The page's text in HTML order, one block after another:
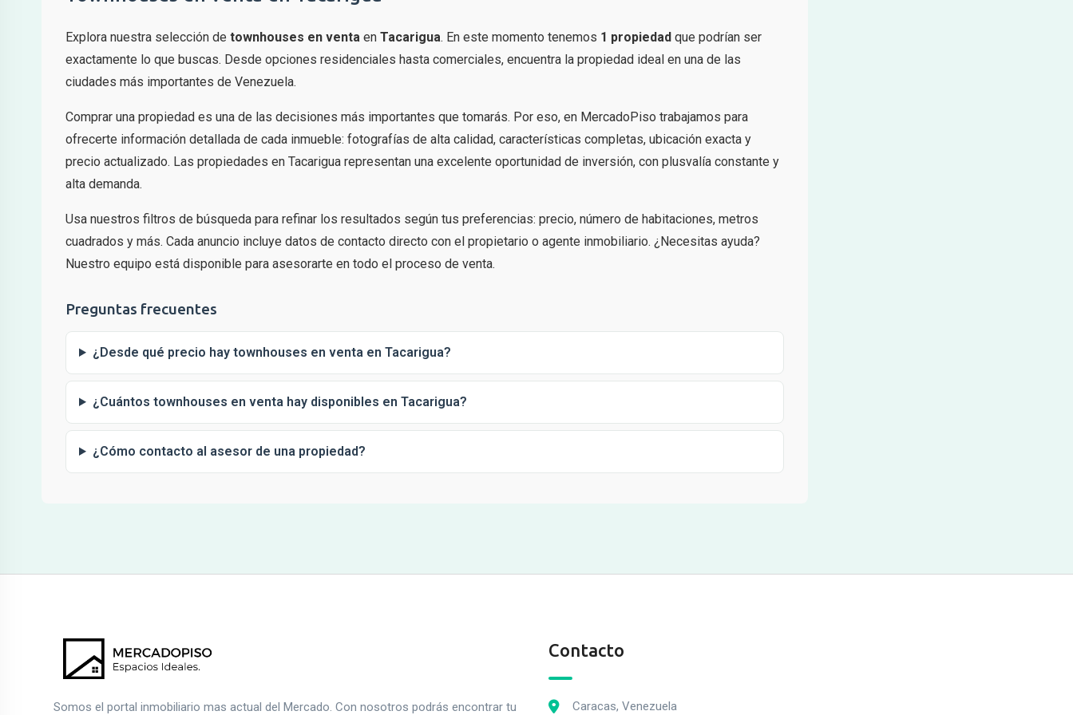
Explora nuestra selección de townhouses en venta en Tacarigua. En este momento tenemos 1 propiedad que podrían ser
exactamente lo que buscas. Desde opciones residenciales hasta comerciales, encuentra la propiedad ideal en una de las
ciudades más importantes de Venezuela.
Comprar una propiedad es una de las decisiones más importantes que tomarás. Por eso, en MercadoPiso trabajamos para
ofrecerte información detallada de cada inmueble: fotografías de alta calidad, características completas, ubicación exacta y
precio actualizado. Las propiedades en Tacarigua representan una excelente oportunidad de inversión, con plusvalía constante y
alta demanda.
Usa nuestros filtros de búsqueda para refinar los resultados según tus preferencias: precio, número de habitaciones, metros
cuadrados y más. Cada anuncio incluye datos de contacto directo con el propietario o agente inmobiliario. ¿Necesitas ayuda?
Nuestro equipo está disponible para asesorarte en todo el proceso de venta.
Preguntas frecuentes
¿Desde qué precio hay townhouses en venta en Tacarigua?
¿Cuántos townhouses en venta hay disponibles en Tacarigua?
¿Cómo contacto al asesor de una propiedad?
Somos el portal inmobiliario mas actual del Mercado. Con nosotros podrás encontrar tu
Contacto
Caracas, Venezuela